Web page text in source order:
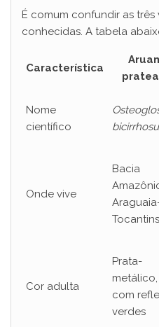
É comum confundir as três
conhecidas. A tabela
Característica
Nome
científico
Onde vive
Bacia
Tocantins
Cor adulta
Prata-
metálico,
com
verdes